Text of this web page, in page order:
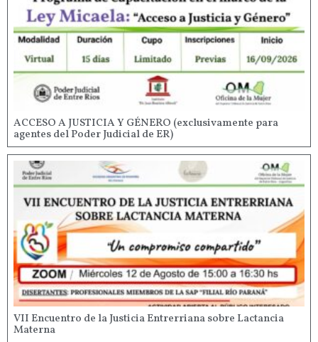
ACCESO A JUSTICIA Y GÉNERO (exclusivamente para
agentes del Poder Judicial de ER)
VII Encuentro de la Justicia Entrerriana sobre Lactancia
Materna